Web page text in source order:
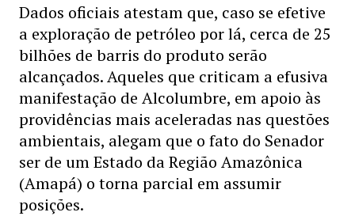
Dados oficiais atestam que, caso se efetive
a exploração de petróleo por lá, cerca de 25
bilhões de barris do produto serão
alcançados. Aqueles que criticam a efusiva
manifestação de Alcolumbre, em apoio às
providências mais aceleradas nas questões
ambientais, alegam que o fato do Senador
ser de um Estado da Região Amazônica
(Amapá) o torna parcial em assumir
posições.